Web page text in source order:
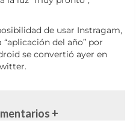
de usar Instragam,
del año” por
se convertió ayer en
+